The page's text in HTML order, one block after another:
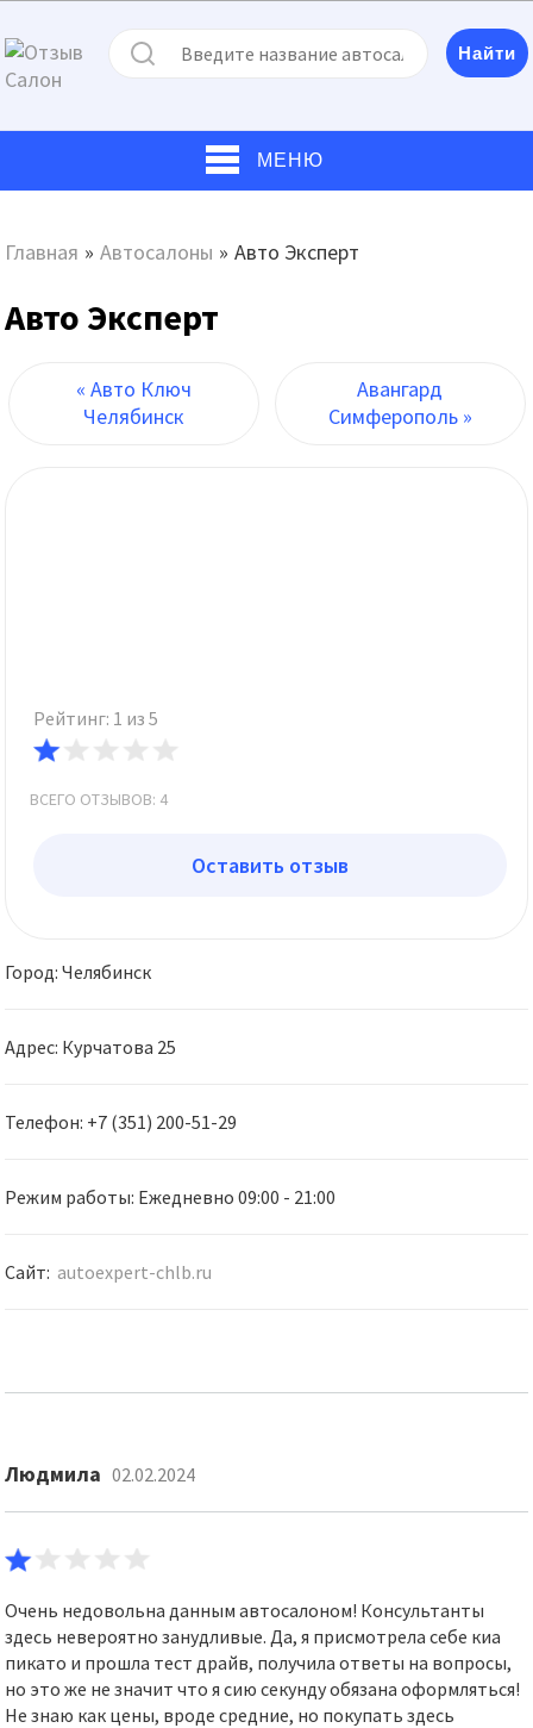
МЕНЮ
Главная » Автосалоны » Авто Эксперт
Авто Эксперт
« Авто Ключ
Челябинск
Авангард
Симферополь »
Город: Челябинск
Адрес: Курчатова 25
Телефон: +7 (351) 200-51-29
Режим работы: Ежедневно 09:00 - 21:00
Сайт: autoexpert-chlb.ru
Рейтинг: 1 из 5
ВСЕГО ОТЗЫВОВ: 4
Оставить отзыв
Людмила 02.02.2024
Очень недовольна данным автосалоном! Консультанты
здесь невероятно занудливые. Да, я присмотрела себе киа
пикато и прошла тест драйв, получила ответы на вопросы,
но это же не значит что я сию секунду обязана оформляться!
Не знаю как цены, вроде средние, но покупать здесь